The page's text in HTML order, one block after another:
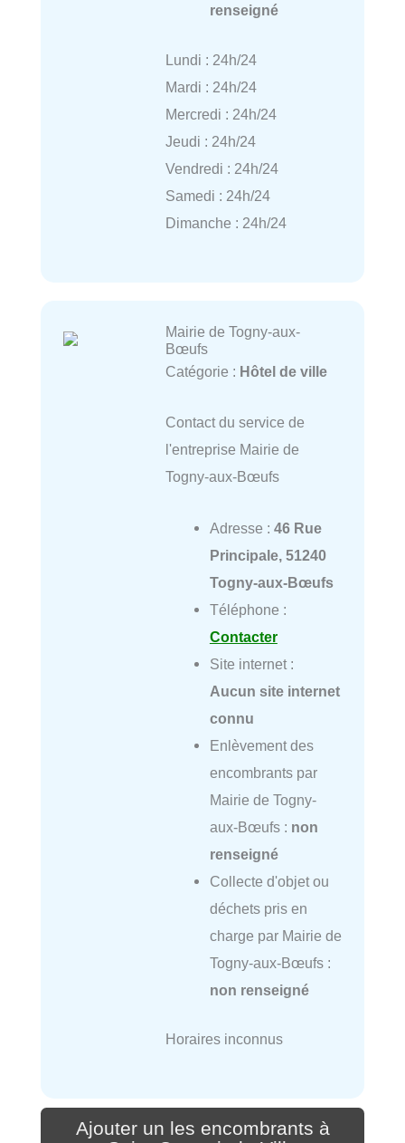
renseigné
Lundi : 24h/24
Mardi : 24h/24
Mercredi : 24h/24
Jeudi : 24h/24
Vendredi : 24h/24
Samedi : 24h/24
Dimanche : 24h/24
Mairie de Togny-aux-
Bœufs
Catégorie : Hôtel de ville
Contact du service de
l'entreprise Mairie de
Togny-aux-Bœufs
Adresse : 46 Rue
Principale, 51240
Togny-aux-Bœufs
Téléphone :
Contacter
Site internet :
Aucun site internet
connu
Enlèvement des
encombrants par
Mairie de Togny-
aux-Bœufs : non
renseigné
Collecte d'objet ou
déchets pris en
charge par Mairie de
Togny-aux-Bœufs :
non renseigné
Horaires inconnus
Ajouter un les encombrants à